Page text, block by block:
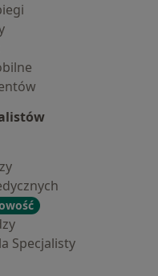
Specjalisty